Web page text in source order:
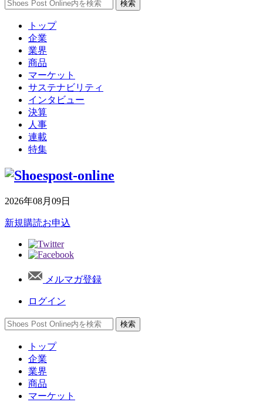
トップ
企業
業界
商品
マーケット
サステナビリティ
インタビュー
決算
人事
連載
特集
2026年08月09日
新規購読お申込
メルマガ登録
ログイン
トップ
企業
業界
商品
マーケット